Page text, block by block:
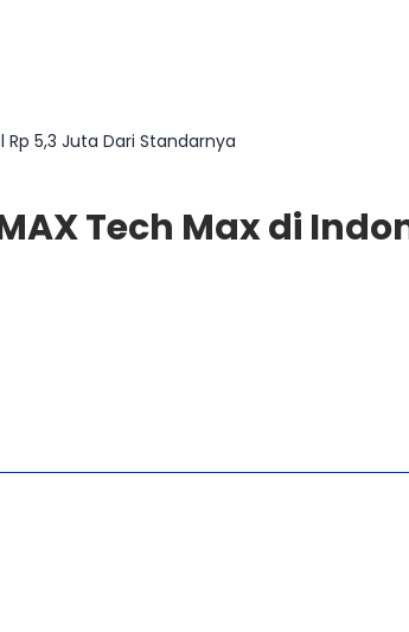
Rp 5,3 Juta Dari Standarnya
Tech Max di